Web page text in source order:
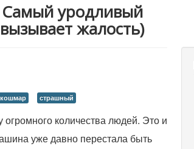
Самый уродливый
жалость)
кошмар страшный
количества людей. Это и
уже давно перестала быть